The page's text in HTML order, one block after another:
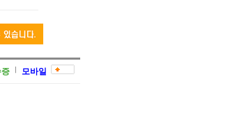
증 모바일